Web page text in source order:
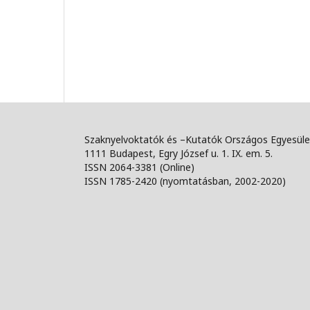
Szaknyelvoktatók és –Kutatók Országos
1111 Budapest, Egry József u. 1. IX. em. 5.
ISSN 2064-3381 (Online)
ISSN 1785-2420 (nyomtatásban, 2002-2020)